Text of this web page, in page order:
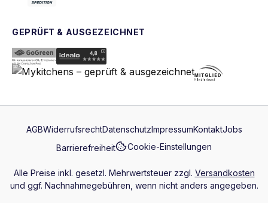
GEPRÜFT & AUSGEZEICHNET
AGBWiderrufsrechtDatenschutzImpressumKontaktJobs
Barrierefreiheit
Cookie-Einstellungen
Alle Preise inkl. gesetzl. Mehrwertsteuer zzgl. Versandkosten
und ggf. Nachnahmegebühren, wenn nicht anders angegeben.